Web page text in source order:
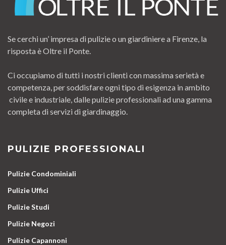
Se cerchi un’ impresa di pulizie o un giardiniere a Firenze, la
risposta è Oltre il Ponte.
Ci occupiamo di tutti i nostri clienti con massima serietà e
competenza, per soddisfare ogni tipo di esigenza in ambito
civile e industriale, dalle pulizie professionali ad una gamma
completa di servizi di giardinaggio.
PULIZIE PROFESSIONALI
Pulizie Condominiali
Pulizie Uffici
Pulizie Studi
Pulizie Negozi
Pulizie Capannoni